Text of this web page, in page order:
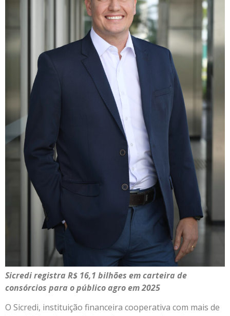
Sicredi registra R$ 16,1 bilhões em carteira de
consórcios para o público agro em 2025
O Sicredi, instituição financeira cooperativa com mais de